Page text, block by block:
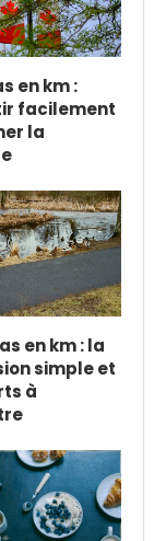
en km :
facilement
la
en km : la
simple et
à